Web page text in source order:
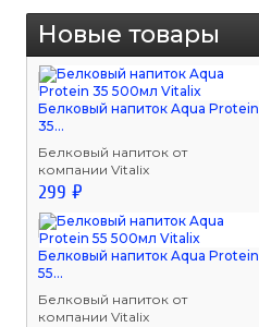
Новые товары
Белковый напиток Aqua Protein
35...
Белковый напиток от
компании Vitalix
299 ₽
Белковый напиток Aqua Protein
55...
Белковый напиток от
компании Vitalix